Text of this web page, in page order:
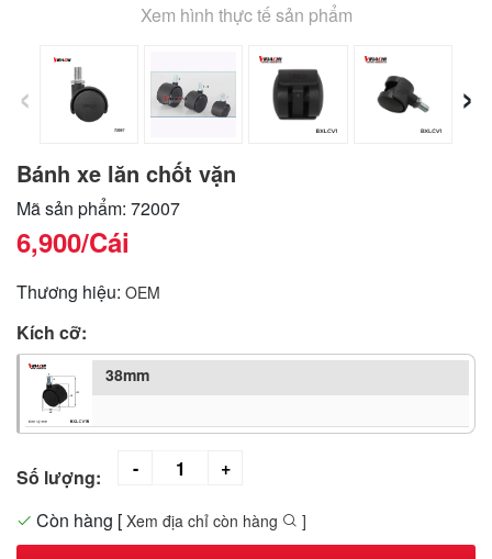
Xem hình thực tế sản phẩm
‹ ›
Bánh xe lăn chốt vặn
Mã sản phẩm: 72007
6,900/Cái
Thương hiệu: OEM
Kích cỡ:
38mm
Số lượng:
Còn hàng [ Xem địa chỉ còn hàng ]